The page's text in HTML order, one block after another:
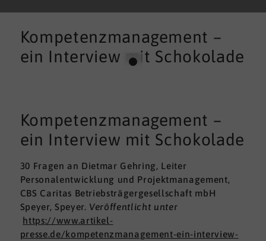
Kompetenzmanagement –
ein Interview mit Schokolade
Kompetenzmanagement –
ein Interview mit Schokolade
30 Fragen an Dietmar Gehring, Leiter
Personalentwicklung und Projektmanagement,
CBS Caritas Betriebsträgergesellschaft mbH
Speyer, Speyer. Veröffentlicht unter
https://www.artikel-
presse.de/kompetenzmanagement-ein-interview-